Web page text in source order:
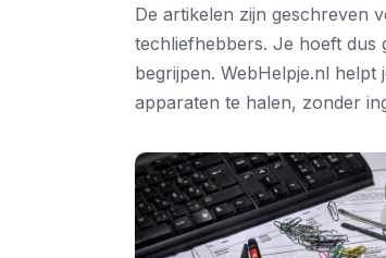
De artikelen zijn geschreven
techliefhebbers. Je hoeft dus
begrijpen. WebHelpje.nl
apparaten te halen, zonder